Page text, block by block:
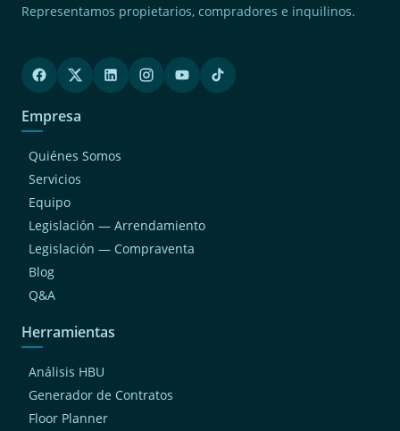
Representamos propietarios, compradores e inquilinos.
Empresa
Quiénes Somos
Servicios
Equipo
Legislación — Arrendamiento
Legislación — Compraventa
Blog
Q&A
Herramientas
Análisis HBU
Generador de Contratos
Floor Planner